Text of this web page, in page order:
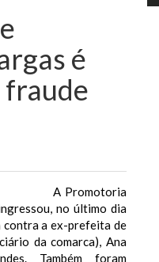
é
fraude
A Promotoria
no último dia
contra a ex-prefeita de
da comarca), Ana
Também foram